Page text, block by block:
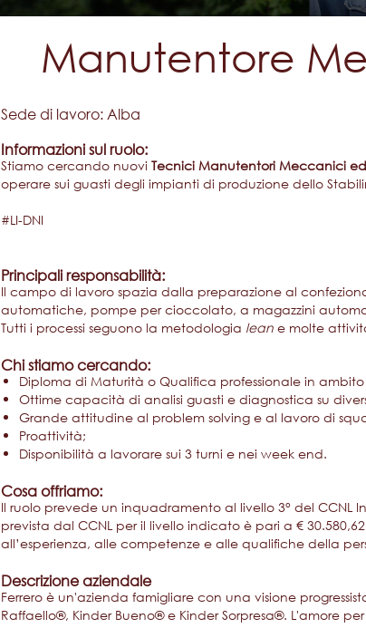
Manutentore
Sede di lavoro: ​Alba​
Informazioni sul ruolo:
Stiamo cercando nuovi Tecnici Manutentori Meccanici
operare sui guasti degli impianti di produzione dello
#LI-DNI
Principali responsabilità:
Il campo di lavoro spazia dalla preparazione al
automatiche, pompe per cioccolato, a magazzini
Tutti i processi seguono la metodologia lean e molte
Chi stiamo cercando:
Diploma di Maturità o Qualifica professionale in
Ottime capacità di analisi guasti e diagnostica su
Grande attitudine al problem solving e al lavoro di
Proattività;
Disponibilità a lavorare sui 3 turni e nei week end.
Cosa offriamo:
Il ruolo prevede un inquadramento al livello 3° del
prevista dal CCNL per il livello indicato è pari a €
all’esperienza, alle competenze e alle qualifiche della
Descrizione aziendale
Ferrero è un'azienda famigliare con una visione
Raffaello®, Kinder Bueno® e Kinder Sorpresa®. L'amore